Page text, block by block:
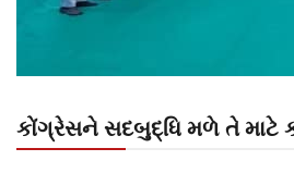
કોંગ્રેસને સદબુદ્ધિ મળે તે માટે